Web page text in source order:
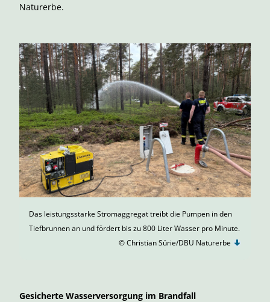
Naturerbe.
Das leistungsstarke Stromaggregat treibt die Pumpen in den
Tiefbrunnen an und fördert bis zu 800 Liter Wasser pro Minute.
© Christian Sürie/DBU Naturerbe
Gesicherte Wasserversorgung im Brandfall